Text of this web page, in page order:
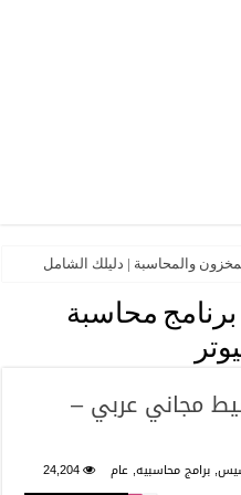
والمحاسبة | دليلك الشامل
محاسبة
مجاني عربي –
, برامج محاسبيه, عام 24,204